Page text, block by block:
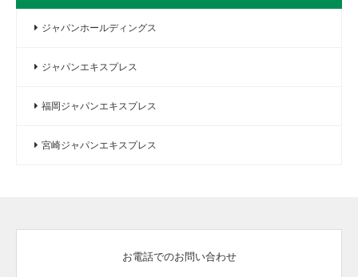
ジャパンホールディングス
ジャパンエキスプレス
福岡ジャパンエキスプレス
宮崎ジャパンエキスプレス
お電話でのお問い合わせ